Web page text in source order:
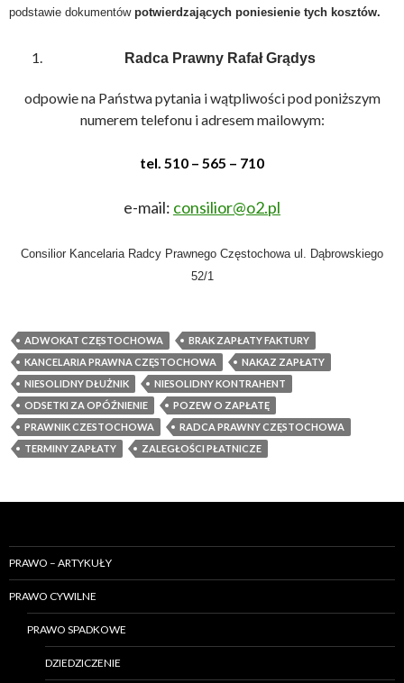
podstawie dokumentów potwierdzających poniesienie tych kosztów.
Radca Prawny Rafał Grądys
odpowie na Państwa pytania i wątpliwości pod poniższym
numerem telefonu i adresem mailowym:
tel. 510 – 565 – 710
e-mail: consilior@o2.pl
Consilior Kancelaria Radcy Prawnego Częstochowa ul. Dąbrowskiego
52/1
ADWOKAT CZĘSTOCHOWA
BRAK ZAPŁATY FAKTURY
KANCELARIA PRAWNA CZĘSTOCHOWA
NAKAZ ZAPŁATY
NIESOLIDNY DŁUŻNIK
NIESOLIDNY KONTRAHENT
ODSETKI ZA OPÓŹNIENIE
POZEW O ZAPŁATĘ
PRAWNIK CZESTOCHOWA
RADCA PRAWNY CZĘSTOCHOWA
TERMINY ZAPŁATY
ZALEGŁOŚCI PŁATNICZE
PRAWO – ARTYKUŁY
PRAWO CYWILNE
PRAWO SPADKOWE
DZIEDZICZENIE